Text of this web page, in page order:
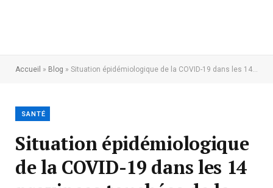
Accueil » Blog » Situation épidémiologique de la COVID-19 dans les 14 provinces touchées de la RDC
SANTÉ
Situation épidémiologique
de la COVID-19 dans les 14